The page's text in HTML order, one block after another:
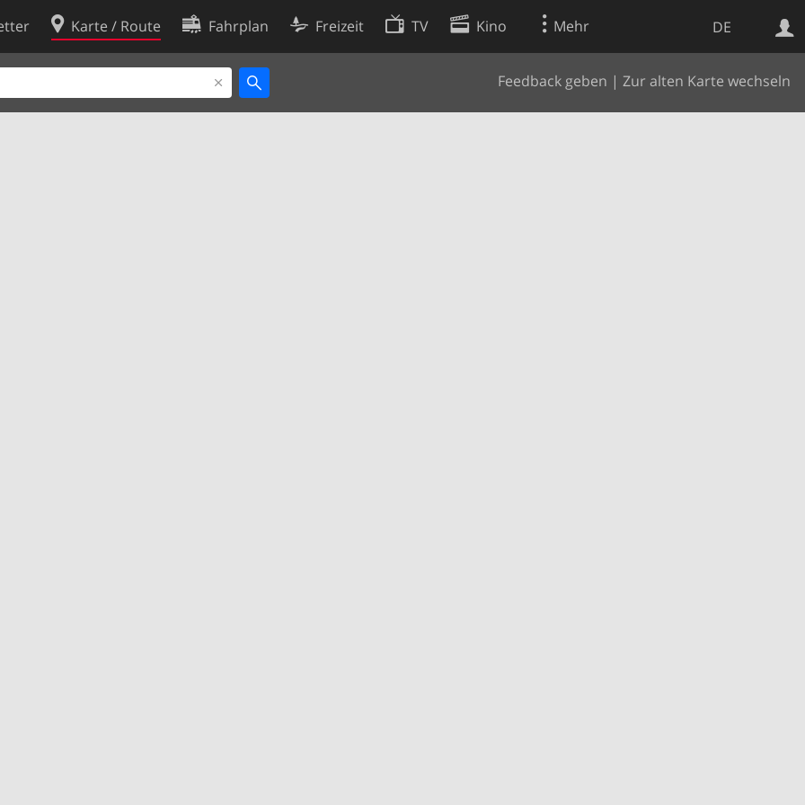
DE
Karte / Route Fahrplan Freizeit TV Kino Mehr
Feedback geben | Zur alten Karte wechseln
Websuche
Cookie-Richtlinie
Cookie-Einstellungen